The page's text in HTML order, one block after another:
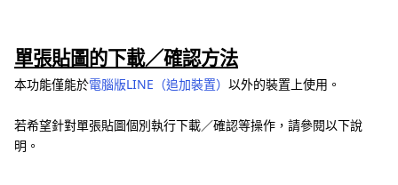
單張貼圖的下載／確認方法
本功能僅能於電腦版LINE（追加裝置） 以外的裝置上使用。
若希望針對單張貼圖個別執行下載／確認等操作，請參閱以下說
明。